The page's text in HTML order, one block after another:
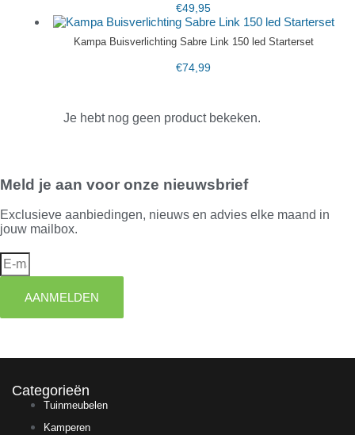
€49,95
Kampa Buisverlichting Sabre Link 150 led Starterset
€74,99
Je hebt nog geen product bekeken.
Meld je aan voor onze nieuwsbrief
Exclusieve aanbiedingen, nieuws en advies elke maand in
jouw mailbox.
AANMELDEN
Categorieën
Tuinmeubelen
Kamperen